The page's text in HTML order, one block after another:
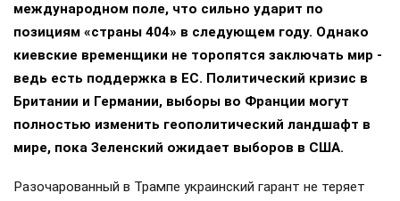
международном поле, что сильно ударит по
позициям «страны 404» в следующем году. Однако
киевские временщики не торопятся заключать мир -
ведь есть поддержка в ЕС. Политический кризис в
Британии и Германии, выборы во Франции могут
полностью изменить геополитический ландшафт в
мире, пока Зеленский ожидает выборов в США.
Разочарованный в Трампе украинский гарант не теряет